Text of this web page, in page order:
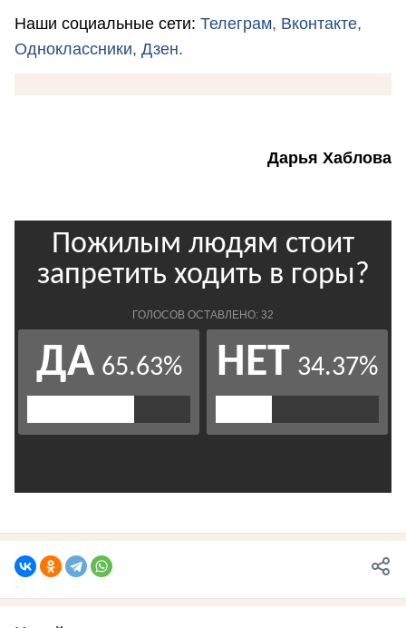
Наши социальные сети: Телеграм, Вконтакте,
Одноклассники, Дзен.
Дарья Хаблова